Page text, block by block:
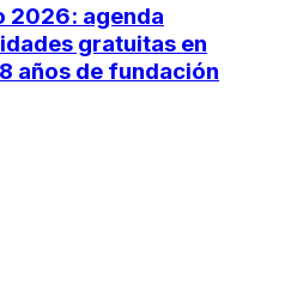
2026: agenda
gratuitas en
años de fundación